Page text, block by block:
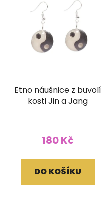
Etno náušnice z buvolí
kosti Jin a Jang
180 Kč
DO KOŠÍKU